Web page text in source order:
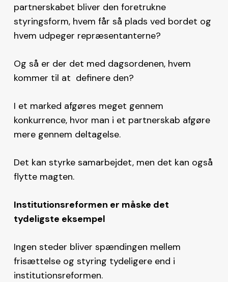
partnerskabet bliver den foretrukne
styringsform, hvem får så plads ved bordet og
hvem udpeger repræsentanterne?
Og så er der det med dagsordenen, hvem
kommer til at definere den?
I et marked afgøres meget gennem
konkurrence, hvor man i et partnerskab afgøre
mere gennem deltagelse.
Det kan styrke samarbejdet, men det kan også
flytte magten.
Institutionsreformen er måske det
tydeligste eksempel
Ingen steder bliver spændingen mellem
frisættelse og styring tydeligere end i
institutionsreformen.